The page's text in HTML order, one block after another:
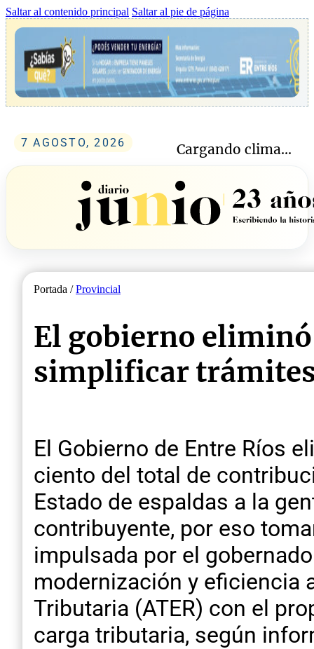
Saltar al contenido principal Saltar al pie de página
7 AGOSTO, 2026 Cargando clima...
Portada /Provincial
El gobierno
simplificar
El Gobierno de Entre Ríos
ciento del total de
Estado de espaldas a la
contribuyente, por eso
impulsada por el
modernización y eficiencia
Tributaria (ATER) con el
carga tributaria, según